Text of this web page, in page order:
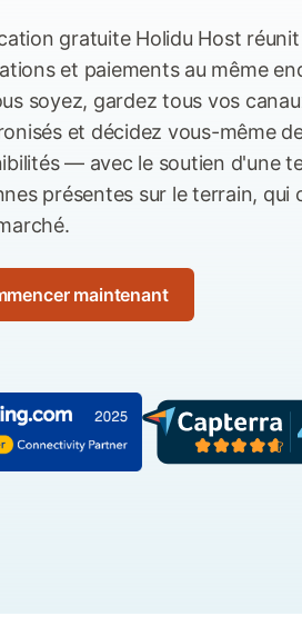
gratuite Holidu Host
et paiements au même
soyez, gardez tous vos
et décidez vous-même
— avec le soutien d'une
présentes sur le terrain, qui
maintenant